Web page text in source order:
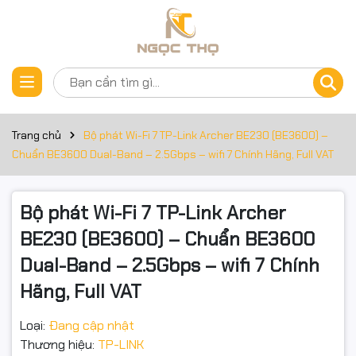
Trang chủ
Bộ phát Wi-Fi 7 TP-Link Archer BE230 (BE3600) –
Chuẩn BE3600 Dual-Band – 2.5Gbps – wifi 7 Chính Hãng, Full VAT
Bộ phát Wi-Fi 7 TP-Link Archer
BE230 (BE3600) – Chuẩn BE3600
Dual-Band – 2.5Gbps – wifi 7 Chính
Hãng, Full VAT
Loại: Đang cập nhật
Thương hiệu: TP-LINK
Thông số kỹ thuật
Bộ phát Wi-Fi 7 TP-Link Archer BE230 (BE3600) – Chuẩn
BE3600 Dual-Band – 2.5Gbps – Chính Hãng, Full VAT
🚀 TP-Link Archer BE230/BE3600 là bộ phát Wi-Fi 7 tốc độ
cao, chuẩn BE3600 Dual-Band, mang lại tốc độ kết nối siêu
nhanh lên đến 3.6Gbps, phủ sóng rộng, ổn định cho gia đình,
văn phòng và không gian sống hiện đại.
🔧 Thông số kỹ thuật nổi bật
Đặt trước sản phẩm